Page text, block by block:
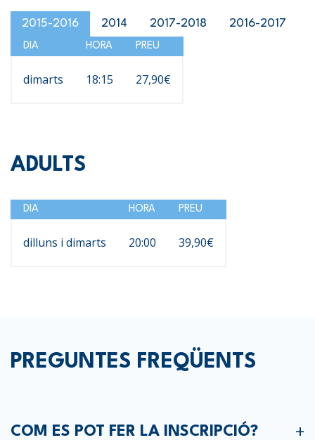
2015-2016 2014 2017-2018 2016-2017
DIA HORA PREU
dimarts 18:15 27,90€
ADULTS
DIA HORA PREU
dilluns i dimarts 20:00 39,90€
PREGUNTES FREQÜENTS
COM ES POT FER LA INSCRIPCIÓ?